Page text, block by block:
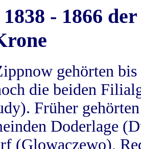
- 1866
gehörten
die beiden
Früher
Doderlage
(Glowaczewo),